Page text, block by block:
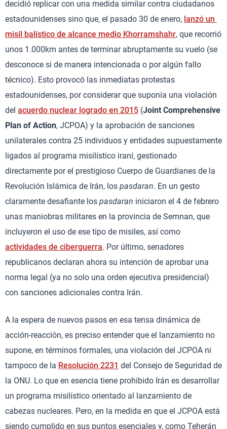
decidió replicar con una medida similar contra ciudadanos
estadounidenses sino que, el pasado 30 de enero, lanzó un
misil balístico de alcance medio Khorramshahr, que recorrió
unos 1.000km antes de terminar abruptamente su vuelo (se
desconoce si de manera intencionada o por algún fallo
técnico). Esto provocó las inmediatas protestas
estadounidenses, por considerar que suponía una violación
del acuerdo nuclear logrado en 2015 (Joint Comprehensive
Plan of Action, JCPOA) y la aprobación de sanciones
unilaterales contra 25 individuos y entidades supuestamente
ligados al programa misilístico iraní, gestionado
directamente por el prestigioso Cuerpo de Guardianes de la
Revolución Islámica de Irán, los pasdaran. En un gesto
claramente desafiante los pasdaran iniciaron el 4 de febrero
unas maniobras militares en la provincia de Semnan, que
incluyeron el uso de ese tipo de misiles, así como
actividades de ciberguerra. Por último, senadores
republicanos declaran ahora su intención de aprobar una
norma legal (ya no solo una orden ejecutiva presidencial)
con sanciones adicionales contra Irán.
A la espera de nuevos pasos en esa tensa dinámica de
acción-reacción, es preciso entender que el lanzamiento no
supone, en términos formales, una violación del JCPOA ni
tampoco de la Resolución 2231 del Consejo de Seguridad de
la ONU. Lo que en esencia tiene prohibido Irán es desarrollar
un programa misilístico orientado al lanzamiento de
cabezas nucleares. Pero, en la medida en que el JCPOA está
siendo cumplido en sus puntos esenciales y, como Teherán